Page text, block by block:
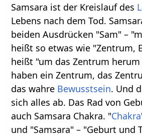
Samsara ist der Kreislauf des
Lebens nach dem Tod.
beiden Ausdrücken "Sam" –
heißt so etwas wie "Zentrum,
heißt "um das Zentrum
haben ein Zentrum, das
das wahre Bewusstsein. Und
sich alles ab. Das Rad von
auch Samsara Chakra. "Chakra
und "Samsara" – "Geburt und